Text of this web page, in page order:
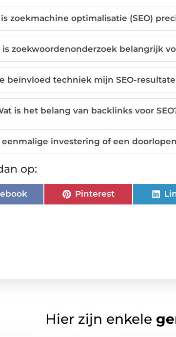
zoekmachine optimalisatie (SEO)
is zoekwoordenonderzoek belangrijk
beïnvloed techniek mijn SEO-
is het belang van backlinks voor
eenmalige investering of een
op:
Pinterest
Hier zijn enkele